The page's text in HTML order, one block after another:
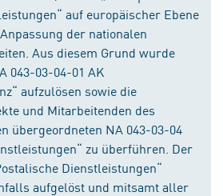
auf europäischer Ebene
der nationalen
Aus diesem Grund wurde
043-03-04-01 AK
aufzulösen sowie die
und Mitarbeitenden des
übergeordneten NA 043-03-04
zu überführen. Der
Dienstleistungen“
aufgelöst und mitsamt aller